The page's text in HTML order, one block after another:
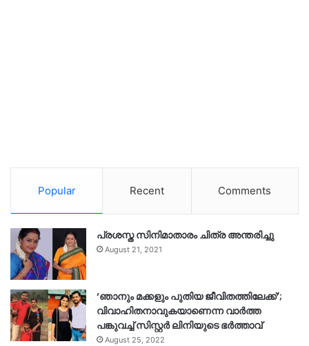
Popular Recent Comments
പ്രശസ്ത സിനിമാതാരം ചിത്ര അന്തരിച്ചു
August 21, 2021
‘ഞാനും മക്കളും പുതിയ ജീവിതത്തിലേക്ക്’;
വിവാഹിതനാവുകയാണെന്ന വാർത്ത
പങ്കുവച്ച് സിസ്റ്റർ ലിനിയുടെ ഭർത്താവ്
August 25, 2022